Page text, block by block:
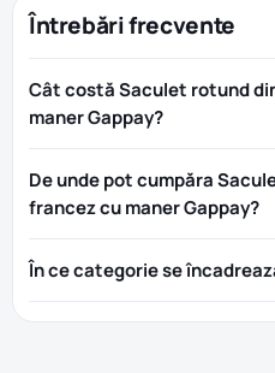
Întrebări frecvente
Cât costă Saculet rotund
maner Gappay?
De unde pot cumpăra
francez cu maner Gappay?
În ce categorie se